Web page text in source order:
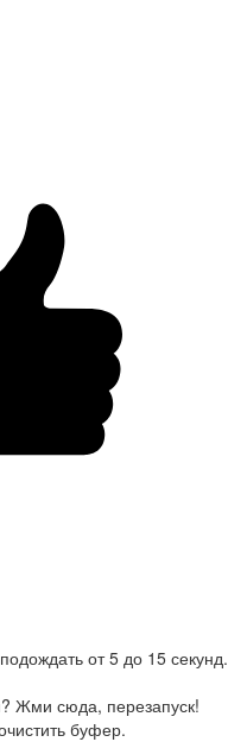
от 5 до 15 секунд.
Жми сюда, перезапуск!
буфер.